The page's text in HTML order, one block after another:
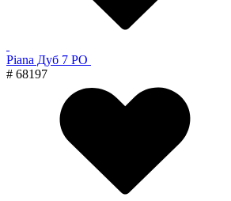
Piana Дуб 7 PO
# 68197